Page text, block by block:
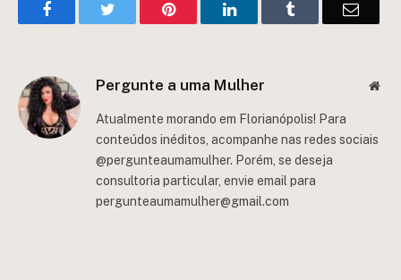
FacebookTwitter Pinterest LinkedInTumblr Email
Pergunte a uma Mulher
Atualmente morando em Florianópolis! Para
conteúdos inéditos, acompanhe nas redes sociais
@pergunteaumamulher. Porém, se deseja
consultoria particular, envie email para
pergunteaumamulher@gmail.com